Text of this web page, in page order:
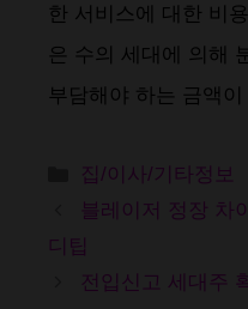
한 서비스에 대한 비
은 수의 세대에 의해
부담해야 하는 금액
카
테
리
집/이사/기타정보
블레이저 정장 차
디팁
전입신고 세대주